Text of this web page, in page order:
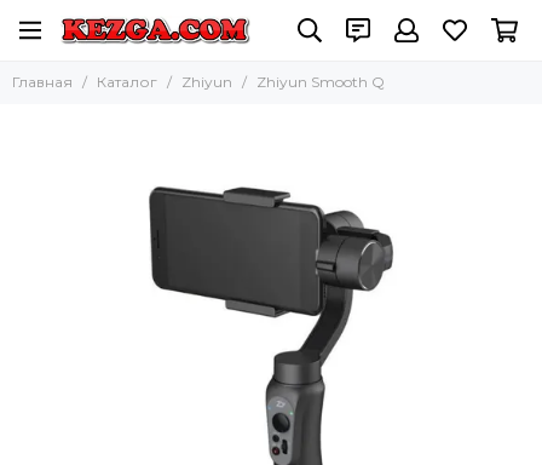
Главная Каталог Zhiyun Zhiyun Smooth Q